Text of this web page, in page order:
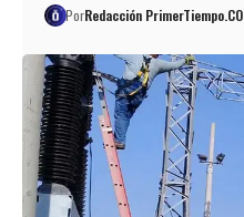
PorRedacción PrimerTiempo.CO